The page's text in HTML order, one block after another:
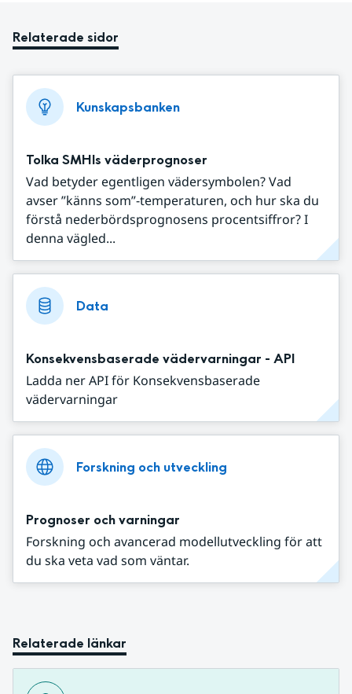
Relaterade sidor
Kunskapsbanken
Tolka SMHIs väderprognoser
Vad betyder egentligen vädersymbolen? Vad
avser ”känns som”-temperaturen, och hur ska du
förstå nederbördsprognosens procentsiffror? I
denna vägled...
Data
Konsekvensbaserade vädervarningar - API
Ladda ner API för Konsekvensbaserade
vädervarningar
Forskning och utveckling
Prognoser och varningar
Forskning och avancerad modellutveckling för att
du ska veta vad som väntar.
Relaterade länkar